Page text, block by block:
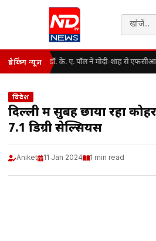
ब्रेकिंग न्यूज़ डॉ. के. ए. पॉल ने मोदी-शाह से
विदेश
दिल्ली में सुबह छाया रहा
7.1 डिग्री सेल्सियस
Aniket 11 Jan 2024 1 min read